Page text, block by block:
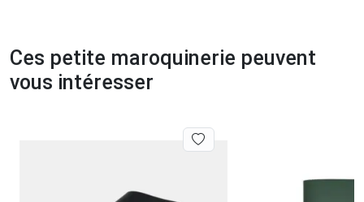
Ces petite maroquinerie peuvent
vous intéresser